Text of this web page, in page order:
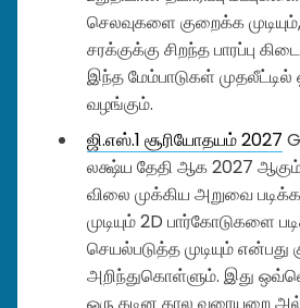
செலவுகளை குறைக்க
சரக்குக்கு சிறந்த பாரப்பு
இந்த மேம்பாடுகள் முதலீட்டில்
வழங்கும்.
ஜி.எஸ்.1 சூரியோதயம் 2027
லக்ஷ்ய தேதி ஆக 2027
விலை முக்கிய அறுவை
முடியும் 2D பார்கோடுகளை
செயல்படுத்த முடியும் என்பது
அறிந்துகொள்ளும். இது
ஒரு கடின கால வரையறை